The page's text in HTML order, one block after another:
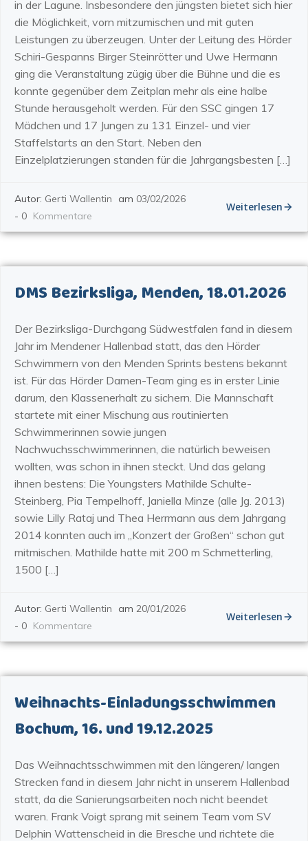
in der Lagune. Insbesondere den jüngsten bietet sich hier
die Möglichkeit, vorn mitzumischen und mit guten
Leistungen zu überzeugen. Unter der Leitung des Hörder
Schiri-Gespanns Birger Steinrötter und Uwe Hermann
ging die Veranstaltung zügig über die Bühne und die es
konnte gegenüber dem Zeitplan mehr als eine halbe
Stunde herausgeholt werden. Für den SSC gingen 17
Mädchen und 17 Jungen zu 131 Einzel- und vier
Staffelstarts an den Start. Neben den
Einzelplatzierungen standen für die Jahrgangsbesten […]
Autor: Gerti Wallentin am 03/02/2026
- 0 Kommentare
Weiterlesen
DMS Bezirksliga, Menden, 18.01.2026
Der Bezirksliga-Durchgang Südwestfalen fand in diesem
Jahr im Mendener Hallenbad statt, das den Hörder
Schwimmern von den Menden Sprints bestens bekannt
ist. Für das Hörder Damen-Team ging es in erster Linie
darum, den Klassenerhalt zu sichern. Die Mannschaft
startete mit einer Mischung aus routinierten
Schwimmerinnen sowie jungen
Nachwuchsschwimmerinnen, die natürlich beweisen
wollten, was schon in ihnen steckt. Und das gelang
ihnen bestens: Die Youngsters Mathilde Schulte-
Steinberg, Pia Tempelhoff, Janiella Minze (alle Jg. 2013)
sowie Lilly Rataj und Thea Herrmann aus dem Jahrgang
2014 konnten auch im „Konzert der Großen“ schon gut
mitmischen. Mathilde hatte mit 200 m Schmetterling,
1500 […]
Autor: Gerti Wallentin am 20/01/2026
- 0 Kommentare
Weiterlesen
Weihnachts-Einladungsschwimmen
Bochum, 16. und 19.12.2025
Das Weihnachtsschwimmen mit den längeren/ langen
Strecken fand in diesem Jahr nicht in unserem Hallenbad
statt, da die Sanierungsarbeiten noch nicht beendet
waren. Frank Voigt sprang mit seinem Team vom SV
Delphin Wattenscheid in die Bresche und richtete die